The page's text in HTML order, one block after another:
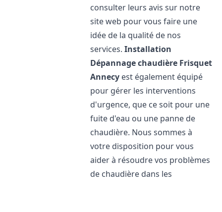
consulter leurs avis sur notre
site web pour vous faire une
idée de la qualité de nos
services.Installation
Dépannage chaudière Frisquet
Annecy est également équipé
pour gérer les interventions
d'urgence, que ce soit pour une
fuite d'eau ou une panne de
chaudière. Nous sommes à
votre disposition pour vous
aider à résoudre vos problèmes
de chaudière dans les